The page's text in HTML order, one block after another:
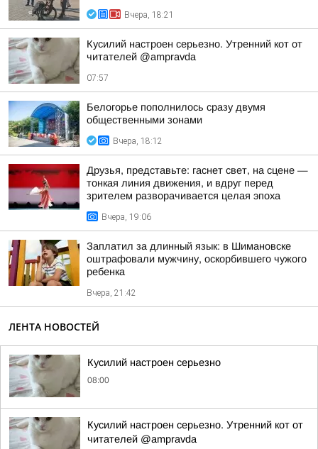
Вчера, 18:21
Кусилий настроен серьезно. Утренний кот от
читателей @ampravda
07:57
Белогорье пополнилось сразу двумя
общественными зонами
Вчера, 18:12
Друзья, представьте: гаснет свет, на сцене —
тонкая линия движения, и вдруг перед
зрителем разворачивается целая эпоха
Вчера, 19:06
Заплатил за длинный язык: в Шимановске
оштрафовали мужчину, оскорбившего чужого
ребенка
Вчера, 21:42
ЛЕНТА НОВОСТЕЙ
Кусилий настроен серьезно
08:00
Кусилий настроен серьезно. Утренний кот от
читателей @ampravda